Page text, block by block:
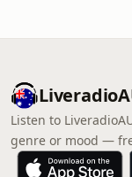
Listen to
genre or mood —